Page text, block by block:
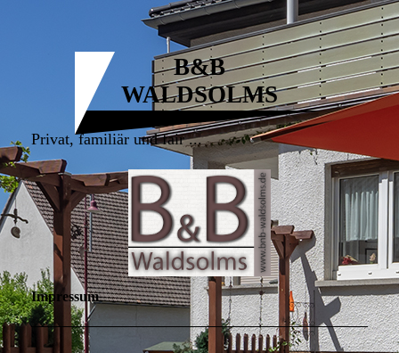
B&B
WALDSOLMS
Privat, familiär und fair ...
Impressum